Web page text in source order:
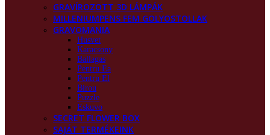
GRAVÍROZOTT 3D LÁMPÁK
MILLENIUMPENS FEM GOLYOSTOLLAK
GRAVOMANIA
Husvet
Karacsony
Ballagas
Pentru Ea
Pentru El
Birou
Puzzle
Eskuvo
SECRET FLOWER BOX
SAJÁT TERMÉKEINK